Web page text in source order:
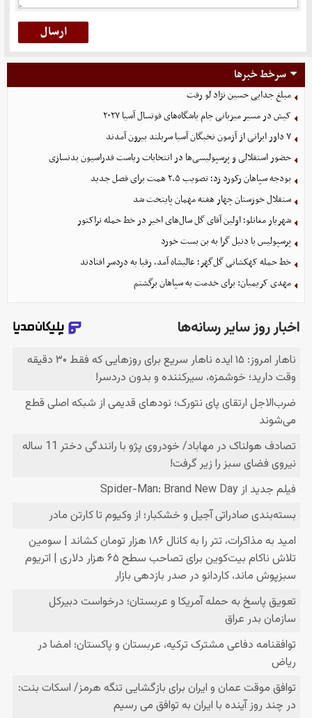
سرخط خبرها
مبلغ جدایی حسین نژاد لو رفت
کیش در مسیر میزبانی جام باشگاه‌های فوتسال آسیا ۲۰۲۷
۷ داور ایرانی از آزمون نخبگان آسیا سربلند بیرون آمدند
حضور استقلالی و پرسپولیسی‌ها در انتخابات ریاست فدراسیون بدنسازی
بودجه سپاهان رکورد زد؛ تصویب ۲.۵ همت برای فصل جدید
ستقلال خوزستان چهار هفته مهمان پایتخت شد
شهریار مغانلو؛ اولین آقای گل سال‌های اخیر در خط حمله تراکتور
پرسپولیس با دنیل گرا به بن بست خورد
خط حمله کهکشانی گل‌گهر؛ عالیشاه آمد، رقبا به دردسر افتادند
مهدی کریمیان: برای خدمت به سپاهان برگشتم